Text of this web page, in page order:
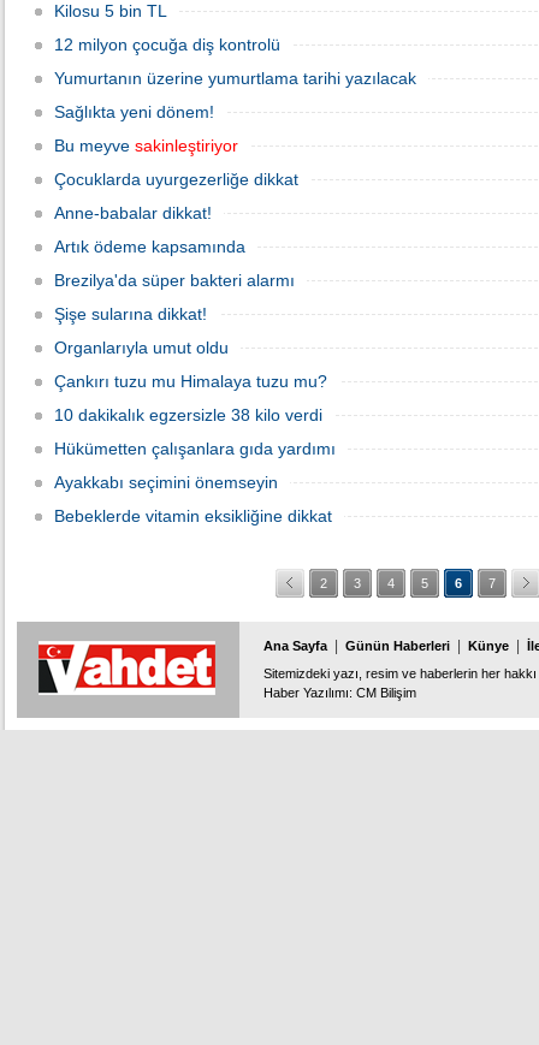
Kilosu 5 bin TL
12 milyon çocuğa diş kontrolü
Yumurtanın üzerine yumurtlama tarihi yazılacak
Sağlıkta yeni dönem!
Bu meyve sakinleştiriyor
Çocuklarda uyurgezerliğe dikkat
Anne-babalar dikkat!
Artık ödeme kapsamında
Brezilya'da süper bakteri alarmı
Şişe sularına dikkat!
Organlarıyla umut oldu
Çankırı tuzu mu Himalaya tuzu mu?
10 dakikalık egzersizle 38 kilo verdi
Hükümetten çalışanlara gıda yardımı
Ayakkabı seçimini önemseyin
Bebeklerde vitamin eksikliğine dikkat
2 3 4 5 6 7
Ana Sayfa Günün Haberleri Künye
Sitemizdeki yazı, resim ve haberlerin her
Haber Yazılımı: CM Bilişim